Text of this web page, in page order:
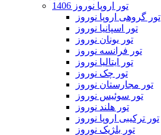
تور اروپا نوروز 1406
تور گروهی اروپا نوروز
تور اسپانیا نوروز
تور یونان نوروز
تور فرانسه نوروز
تور ایتالیا نوروز
تور چک نوروز
تور مجارستان نوروز
تور سوئیس نوروز
تور هلند نوروز
تور ترکیبی اروپا نوروز
تور بلژیک نوروز